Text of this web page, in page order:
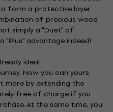
form a protective layer
of precious wood
simply a "Duet" of
advantage indeed!
ideal
Now you can yours
more by extending the
free of charge if you
At the same time, you